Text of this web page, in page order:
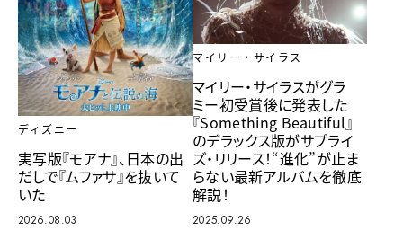
ディズニー
実写版『モアナ』、日本の出
だしで『ムファサ』を抜いて
いた
2026.08.03
マイリー・サイラス
マイリー・サイラスがグラ
ミー初受賞後に発表した
『Something Beautiful』
のデラックス版がサプライ
ズ・リリース！“進化”が止ま
らない最新アルバムを徹底
解説！
2025.09.26